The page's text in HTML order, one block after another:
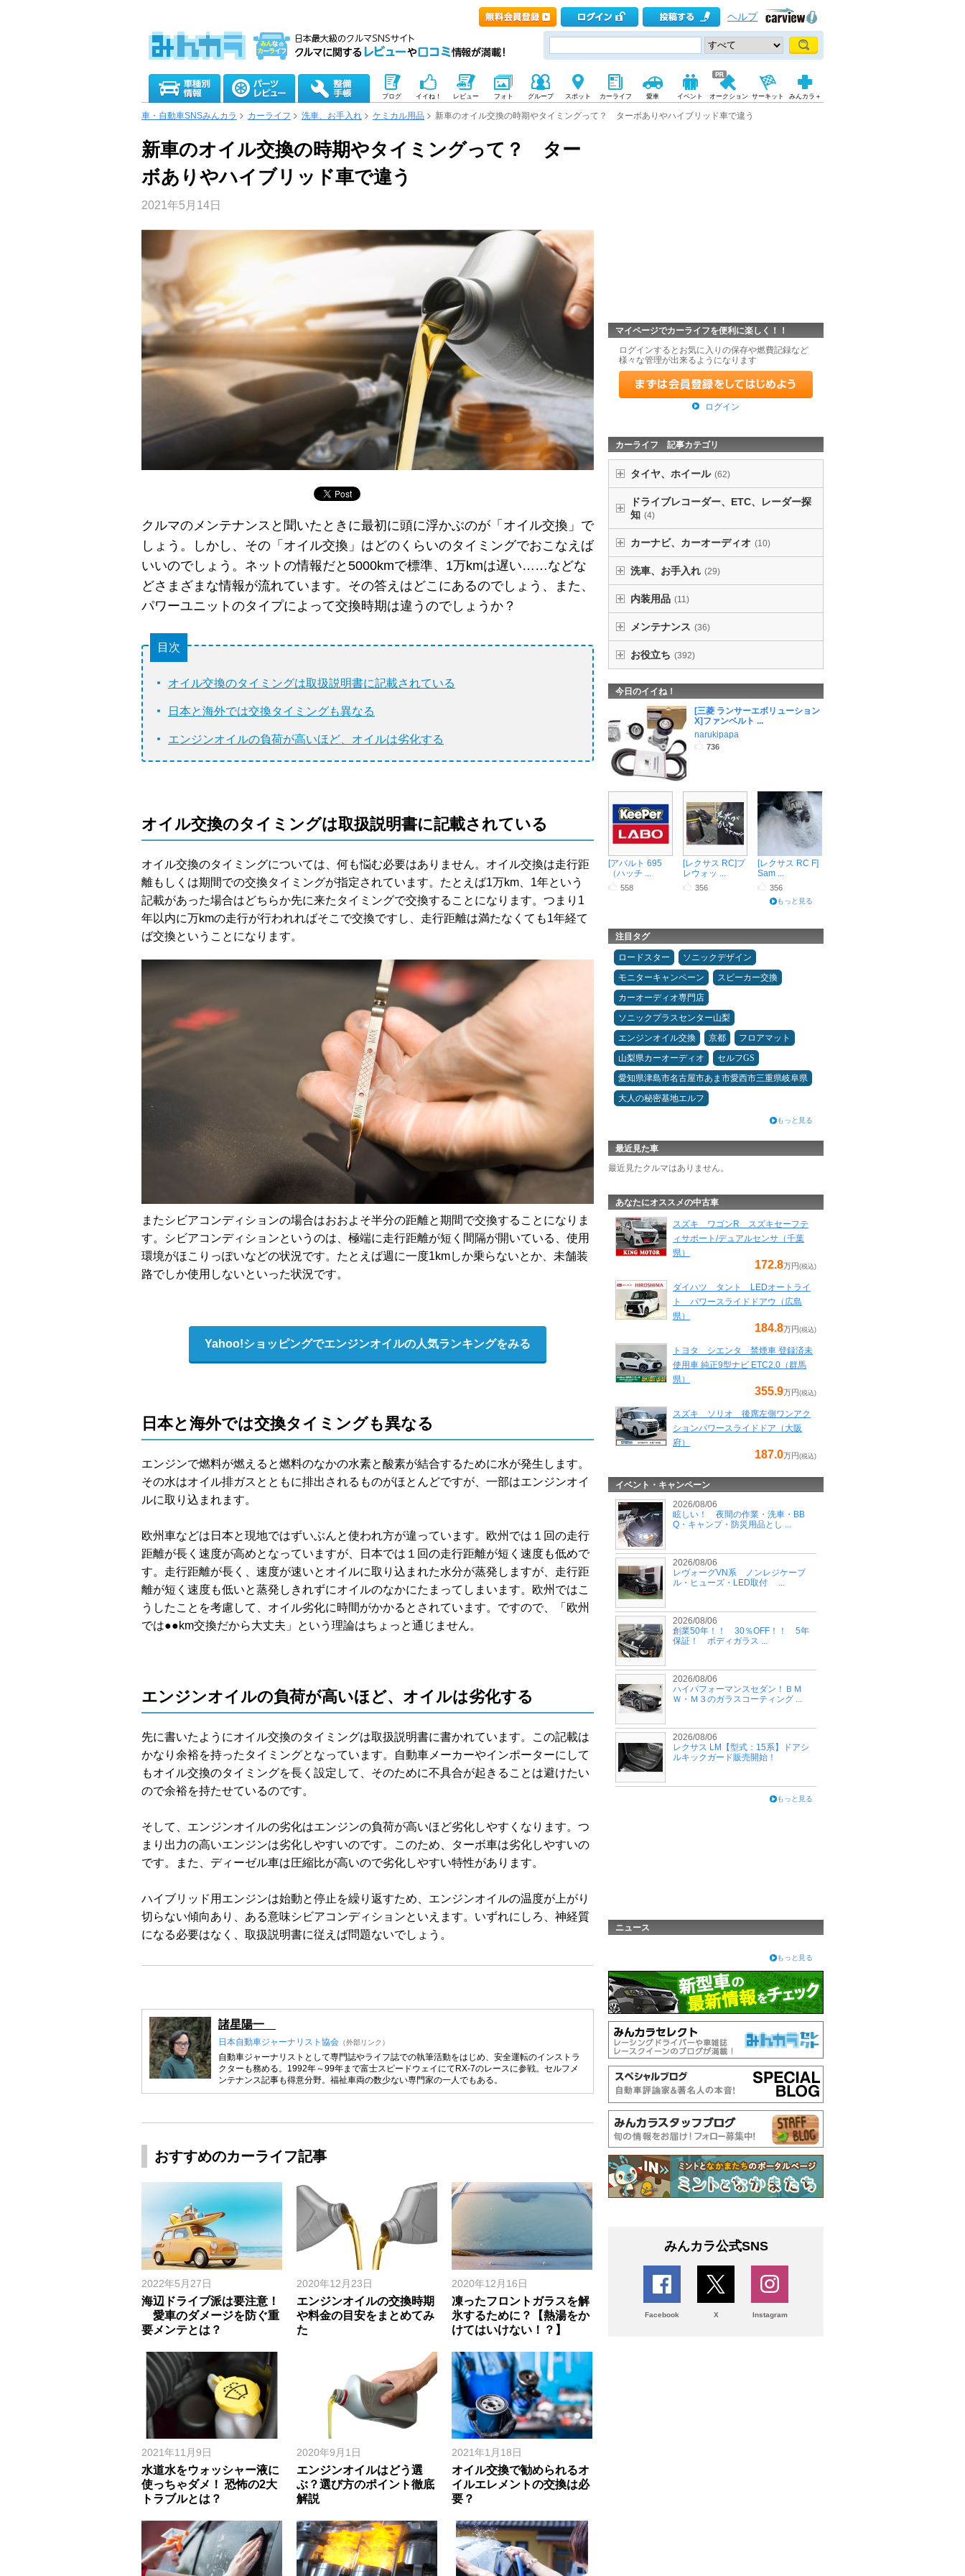
ヘルプ
ブログ イイね！ レビュー フォト グループ スポット カーライフ 愛車 イベント オークション サーキット みんカラ＋
車・自動車SNSみんカラ カーライフ 洗車、お手入れ ケミカル用品 新車のオイル交換の時期やタイミングって？ ターボありやハイブリッド車で違う
新車のオイル交換の時期やタイミングって？ ター
ボありやハイブリッド車で違う
2021年5月14日
クルマのメンテナンスと聞いたときに最初に頭に浮かぶのが「オイル交換」で
しょう。しかし、その「オイル交換」はどのくらいのタイミングでおこなえば
いいのでしょう。ネットの情報だと5000kmで標準、1万kmは遅い……などな
どさまざまな情報が流れています。その答えはどこにあるのでしょう、また、
パワーユニットのタイプによって交換時期は違うのでしょうか？
目次
オイル交換のタイミングは取扱説明書に記載されている
日本と海外では交換タイミングも異なる
エンジンオイルの負荷が高いほど、オイルは劣化する
オイル交換のタイミングは取扱説明書に記載されている
オイル交換のタイミングについては、何も悩む必要はありません。オイル交換は走行距
離もしくは期間での交換タイミングが指定されています。たとえば1万km、1年という
記載があった場合はどちらか先に来たタイミングで交換することになります。つまり1
年以内に万kmの走行が行われればそこで交換ですし、走行距離は満たなくても1年経て
ば交換ということになります。
またシビアコンディションの場合はおおよそ半分の距離と期間で交換することになりま
す。シビアコンディションというのは、極端に走行距離が短く間隔が開いている、使用
環境がほこりっぽいなどの状況です。たとえば週に一度1kmしか乗らないとか、未舗装
路でしか使用しないといった状況です。
Yahoo!ショッピングでエンジンオイルの人気ランキングをみる
日本と海外では交換タイミングも異なる
エンジンで燃料が燃えると燃料のなかの水素と酸素が結合するために水が発生します。
その水はオイル排ガスとともに排出されるものがほとんどですが、一部はエンジンオイ
ルに取り込まれます。
欧州車などは日本と現地ではずいぶんと使われ方が違っています。欧州では１回の走行
距離が長く速度が高めとなっていますが、日本では１回の走行距離が短く速度も低めで
す。走行距離が長く、速度が速いとオイルに取り込まれた水分が蒸発しますが、走行距
離が短く速度も低いと蒸発しきれずにオイルのなかにたまってしまいます。欧州ではこ
うしたことを考慮して、オイル劣化に時間がかかるとされています。ですので、「欧州
では●●km交換だから大丈夫」という理論はちょっと通じません。
エンジンオイルの負荷が高いほど、オイルは劣化する
先に書いたようにオイル交換のタイミングは取扱説明書に書かれています。この記載は
かなり余裕を持ったタイミングとなっています。自動車メーカーやインポーターにして
もオイル交換のタイミングを長く設定して、そのために不具合が起きることは避けたい
ので余裕を持たせているのです。
そして、エンジンオイルの劣化はエンジンの負荷が高いほど劣化しやすくなります。つ
まり出力の高いエンジンは劣化しやすいのです。このため、ターボ車は劣化しやすいの
です。また、ディーゼル車は圧縮比が高いので劣化しやすい特性があります。
ハイブリッド用エンジンは始動と停止を繰り返すため、エンジンオイルの温度が上がり
切らない傾向あり、ある意味シビアコンディションといえます。いずれにしろ、神経質
になる必要はなく、取扱説明書に従えば問題ないでしょう。
諸星陽一
日本自動車ジャーナリスト協会 （外部リンク）
自動車ジャーナリストとして専門誌やライフ誌での執筆活動をはじめ、安全運転のインストラ
クターも務める。1992年～99年まで富士スピードウェイにてRX-7のレースに参戦。セルフメ
ンテナンス記事も得意分野。福祉車両の数少ない専門家の一人でもある。
おすすめのカーライフ記事
2022年5月27日
海辺ドライブ派は要注意！
愛車のダメージを防ぐ重
要メンテとは？
2020年12月23日
エンジンオイルの交換時期
や料金の目安をまとめてみ
た
2020年12月16日
凍ったフロントガラスを解
氷するために？【熱湯をか
けてはいけない！？】
2021年11月9日
水道水をウォッシャー液に
使っちゃダメ！ 恐怖の2大
トラブルとは？
2020年9月1日
エンジンオイルはどう選
ぶ？選び方のポイント徹底
解説
2021年1月18日
オイル交換で勧められるオ
イルエレメントの交換は必
要？
マイページでカーライフを便利に楽しく！！
ログインするとお気に入りの保存や燃費記録など
様々な管理が出来るようになります
ログイン
カーライフ 記事カテゴリ
タイヤ、ホイール (62)
ドライブレコーダー、ETC、レーダー探
知 (4)
カーナビ、カーオーディオ (10)
洗車、お手入れ (29)
内装用品 (11)
メンテナンス (36)
お役立ち (392)
今日のイイね！
[三菱 ランサーエボリューション
X]ファンベルト ...
narukipapa
736
[アバルト 695
（ハッチ ...
558
[レクサス RC]プ
レウォッ ...
356
[レクサス RC F]
Sam ...
356
もっと見る
注目タグ
ロードスター
ソニックデザイン
モニターキャンペーン
スピーカー交換
カーオーディオ専門店
ソニックプラスセンター山梨
エンジンオイル交換
京都
フロアマット
山梨県カーオーディオ
セルフGS
愛知県津島市名古屋市あま市愛西市三重県岐阜県
大人の秘密基地エルフ
もっと見る
最近見た車
最近見たクルマはありません。
あなたにオススメの中古車
スズキ ワゴンR スズキセーフテ
ィサポート/デュアルセンサ（千葉
県）
172.8万円(税込)
ダイハツ タント LEDオートライ
ト パワースライドドアウ（広島
県）
184.8万円(税込)
トヨタ シエンタ 禁煙車 登録済未
使用車 純正9型ナビ ETC2.0（群馬
県）
355.9万円(税込)
スズキ ソリオ 後席左側ワンアク
ションパワースライドドア（大阪
府）
187.0万円(税込)
イベント・キャンペーン
2026/08/06
眩しい！ 夜間の作業・洗車・BB
Q・キャンプ・防災用品とし ...
2026/08/06
レヴォーグVN系 ノンレジケーブ
ル・ヒューズ・LED取付 ...
2026/08/06
創業50年！！ 30％OFF！！ 5年
保証！ ボディガラス ...
2026/08/06
ハイパフォーマンスセダン！ＢＭ
Ｗ・Ｍ３のガラスコーティング ...
2026/08/06
レクサス LM【型式：15系】ドアシ
ルキックガード販売開始！
もっと見る
ニュース
もっと見る
みんカラ公式SNS
Facebook X Instagram